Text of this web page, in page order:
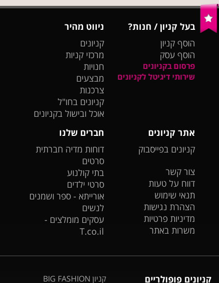
בעל קניון / חנות?
הוסף קניון
הוסף עסק
פרסום בקניונים
שירותי דיגיטל לקניונים
ניווט מהיר
קניונים
מרכזי קניות
חנויות
מבצעים
צרכנות
קניונים בחו"ל
אוכל ובישול בקניונים
אתר קניונים
קניונים בפייסבוק
צור קשר
דווח על טעות
תנאי שימוש
הצהרת נגישות
מדיניות פרטיות
משרות באתר
חברים שלנו
דוחות מדיה חברתית
סרטים
בתי קולנוע
סרטי ילדים
אורייתא - ספר ושמנים
לנשים
עסקים מומלצים -
T.co.il
קניונים פופולריים קניון BIG FASHION